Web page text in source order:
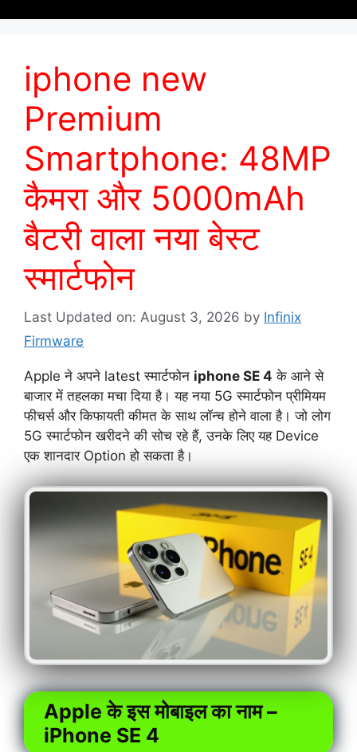
iphone new
Premium
Smartphone: 48MP
कैमरा और 5000mAh
बैटरी वाला नया बेस्ट
स्मार्टफोन
Last Updated on: August 3, 2026 by Infinix
Firmware
Apple ने अपने latest स्मार्टफोन iphone SE 4 के आने से
बाजार में तहलका मचा दिया है। यह नया 5G स्मार्टफोन प्रीमियम
फीचर्स और किफायती कीमत के साथ लॉन्च होने वाला है। जो लोग
5G स्मार्टफोन खरीदने की सोच रहे हैं, उनके लिए यह Device
एक शानदार Option हो सकता है।
Apple के इस मोबाइल का नाम –
iPhone SE 4